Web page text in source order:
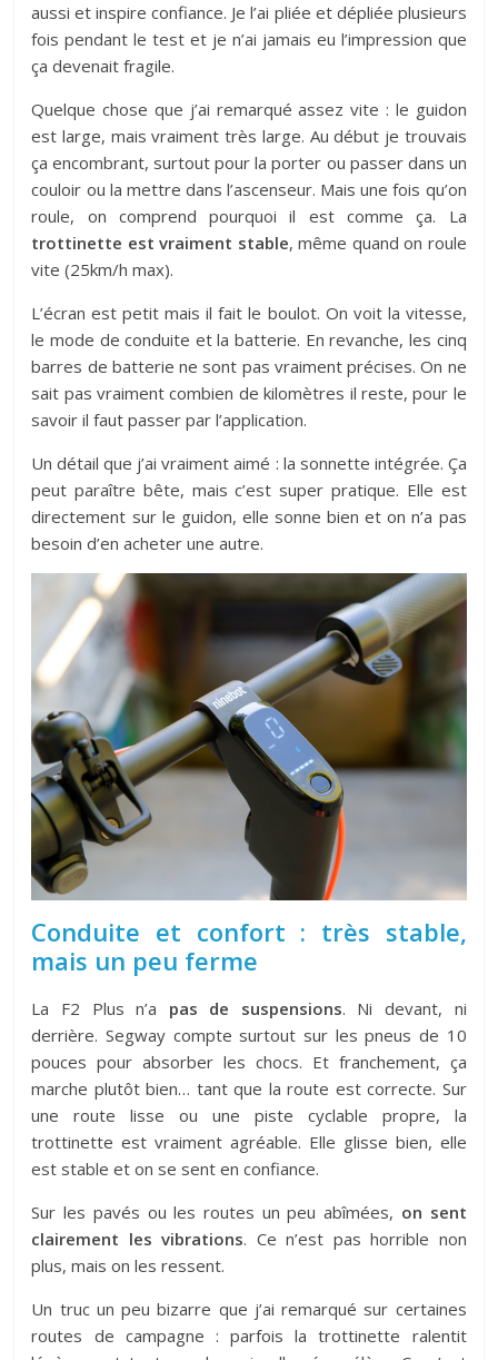
aussi et inspire confiance. Je l’ai pliée et dépliée plusieurs
fois pendant le test et je n’ai jamais eu l’impression que
ça devenait fragile.
Quelque chose que j’ai remarqué assez vite : le guidon
est large, mais vraiment très large. Au début je trouvais
ça encombrant, surtout pour la porter ou passer dans un
couloir ou la mettre dans l’ascenseur. Mais une fois qu’on
roule, on comprend pourquoi il est comme ça. La
trottinette est vraiment stable, même quand on roule
vite (25km/h max).
L’écran est petit mais il fait le boulot. On voit la vitesse,
le mode de conduite et la batterie. En revanche, les cinq
barres de batterie ne sont pas vraiment précises. On ne
sait pas vraiment combien de kilomètres il reste, pour le
savoir il faut passer par l’application.
Un détail que j’ai vraiment aimé : la sonnette intégrée. Ça
peut paraître bête, mais c’est super pratique. Elle est
directement sur le guidon, elle sonne bien et on n’a pas
besoin d’en acheter une autre.
Conduite et confort : très stable,
mais un peu ferme
La F2 Plus n’a pas de suspensions. Ni devant, ni
derrière. Segway compte surtout sur les pneus de 10
pouces pour absorber les chocs. Et franchement, ça
marche plutôt bien… tant que la route est correcte. Sur
une route lisse ou une piste cyclable propre, la
trottinette est vraiment agréable. Elle glisse bien, elle
est stable et on se sent en confiance.
Sur les pavés ou les routes un peu abîmées, on sent
clairement les vibrations. Ce n’est pas horrible non
plus, mais on les ressent.
Un truc un peu bizarre que j’ai remarqué sur certaines
routes de campagne : parfois la trottinette ralentit